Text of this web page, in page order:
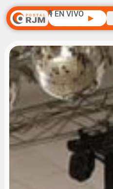
🎙️ EN VIVO ▶